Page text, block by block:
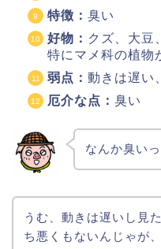
特徴： 臭い
好物： クズ、大豆
特にマメ科の植物
弱点： 動きは遅い
厄介な点： 臭い
なんか臭い
うむ、動きは遅いし見
ち悪くもないんじゃが